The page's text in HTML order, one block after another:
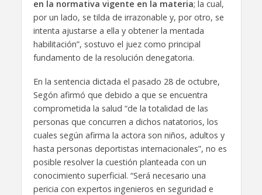
en la normativa vigente en la materia; la cual,
por un lado, se tilda de irrazonable y, por otro, se
intenta ajustarse a ella y obtener la mentada
habilitación”, sostuvo el juez como principal
fundamento de la resolución denegatoria.
En la sentencia dictada el pasado 28 de octubre,
Segón afirmó que debido a que se encuentra
comprometida la salud “de la totalidad de las
personas que concurren a dichos natatorios, los
cuales según afirma la actora son niños, adultos y
hasta personas deportistas internacionales”, no es
posible resolver la cuestión planteada con un
conocimiento superficial. “Será necesario una
pericia con expertos ingenieros en seguridad e